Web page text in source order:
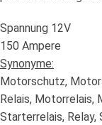
Spannung 12V
150 Ampere
Synonyme:
Motorschutz,
Relais,
Starterrelais, Relay,